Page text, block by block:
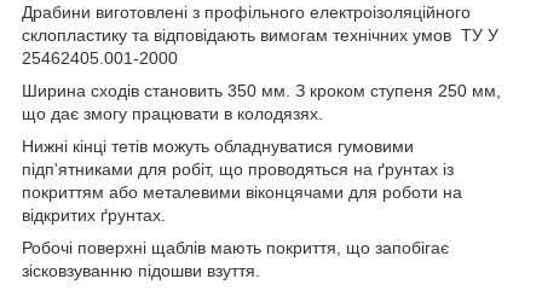
Драбини виготовлені з профільного електроізоляційного
склопластику та відповідають вимогам технічних умов ТУ У
25462405.001-2000
Ширина сходів становить 350 мм. З кроком ступеня 250 мм,
що дає змогу працювати в колодязях.
Нижні кінці тетів можуть обладнуватися гумовими
підп'ятниками для робіт, що проводяться на ґрунтах із
покриттям або металевими віконцячами для роботи на
відкритих ґрунтах.
Робочі поверхні щаблів мають покриття, що запобігає
зісковзуванню підошви взуття.